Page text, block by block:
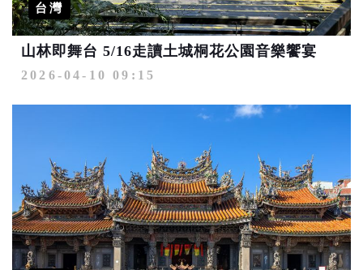
台灣
山林即舞台 5/16走讀土城桐花公園音樂饗宴
2026-04-10 09:15